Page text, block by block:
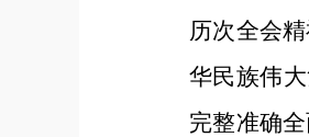
历次全会
华民族伟
完整准确